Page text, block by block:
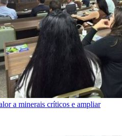
a minerais críticos e ampliar